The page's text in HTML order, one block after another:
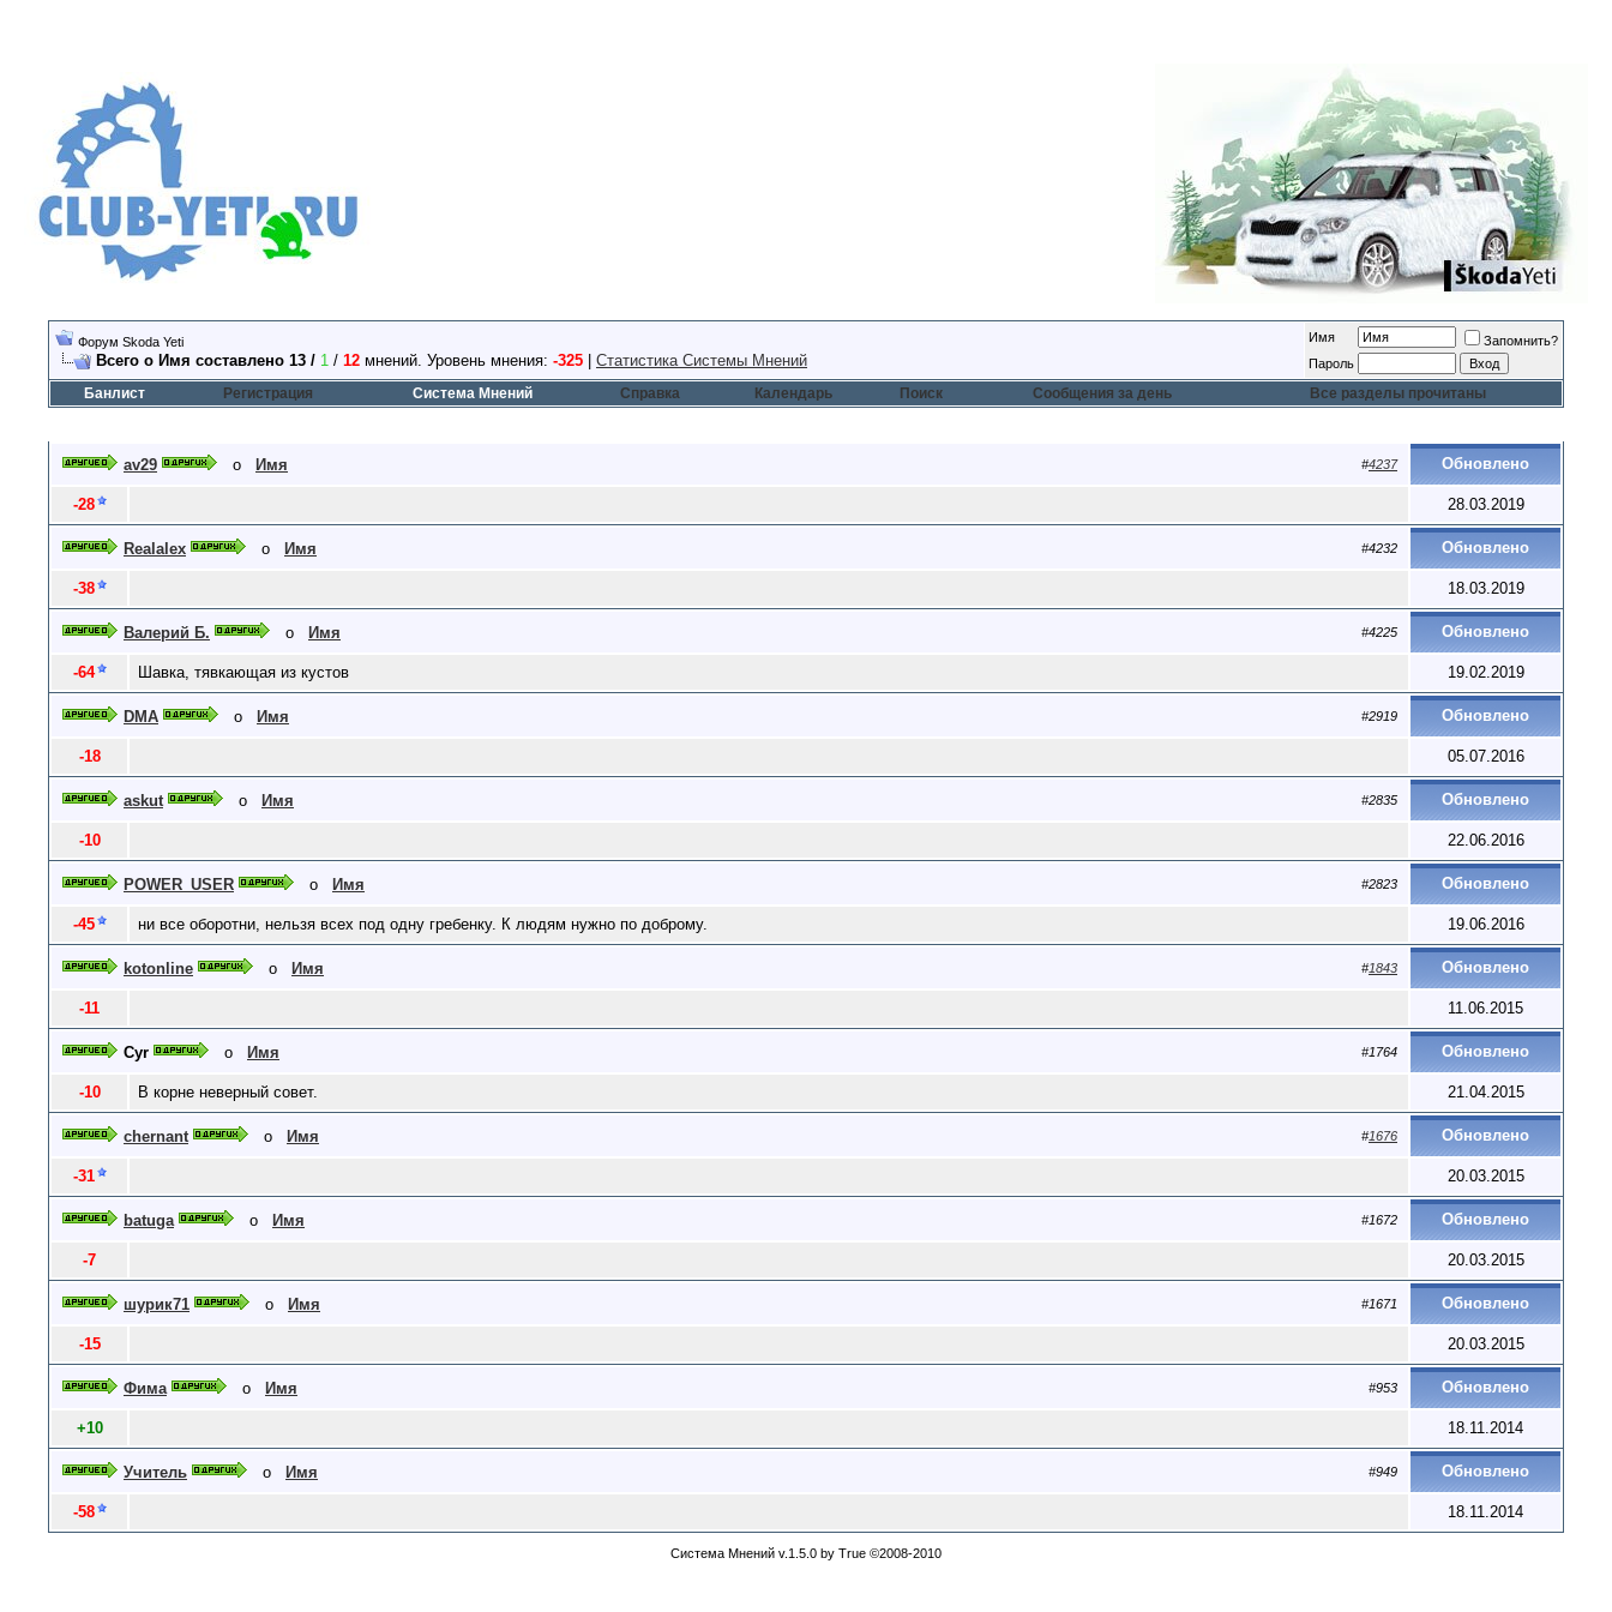
Форум Skoda Yeti
Всего о Имя составлено 13 / 1 / 12 мнений. Уровень мнения: -325 Статистика Системы Мнений
Имя
Запомнить?
Пароль
Банлист Регистрация Система Мнений Справка Календарь Поиск Сообщения за день Все разделы прочитаны
av29 о Имя #4237 Обновлено
-28 28.03.2019
Realalex о Имя #4232 Обновлено
-38 18.03.2019
Валерий Б. о Имя #4225 Обновлено
-64 Шавка, тявкающая из кустов 19.02.2019
DMA о Имя #2919 Обновлено
-18 05.07.2016
askut о Имя #2835 Обновлено
-10 22.06.2016
POWER_USER о Имя #2823 Обновлено
-45 ни все оборотни, нельзя всех под одну гребенку. К людям нужно по доброму. 19.06.2016
kotonline о Имя #1843 Обновлено
-11 11.06.2015
Cyr о Имя #1764 Обновлено
-10 В корне неверный совет. 21.04.2015
chernant о Имя #1676 Обновлено
-31 20.03.2015
batuga о Имя #1672 Обновлено
-7 20.03.2015
шурик71 о Имя #1671 Обновлено
-15 20.03.2015
Фима о Имя #953 Обновлено
+10 18.11.2014
Учитель о Имя #949 Обновлено
-58 18.11.2014
Система Мнений v.1.5.0 by True ©2008-2010